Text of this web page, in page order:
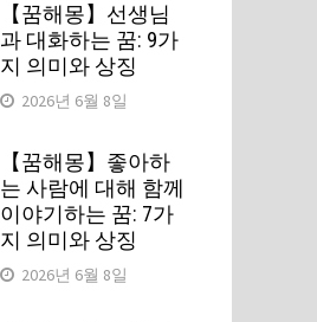
【꿈해몽】선생님
과 대화하는 꿈: 9가
지 의미와 상징
2026년 6월 8일
【꿈해몽】좋아하
는 사람에 대해 함께
이야기하는 꿈: 7가
지 의미와 상징
2026년 6월 8일